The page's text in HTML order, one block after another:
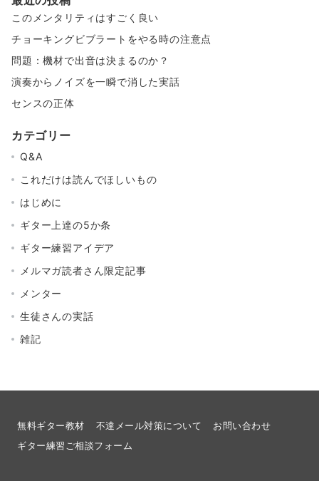
このメンタリティはすごく良い
チョーキングビブラートをやる時の注意点
問題：機材で出音は決まるのか？
演奏からノイズを一瞬で消した実話
センスの正体
カテゴリー
Q&A
これだけは読んでほしいもの
はじめに
ギター上達の5か条
ギター練習アイデア
メルマガ読者さん限定記事
メンター
生徒さんの実話
雑記
無料ギター教材 不達メール対策について
お問い合わせ
ギター練習ご相談フォーム